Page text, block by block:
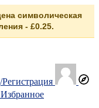
символическая
- £0.25.
Избранное